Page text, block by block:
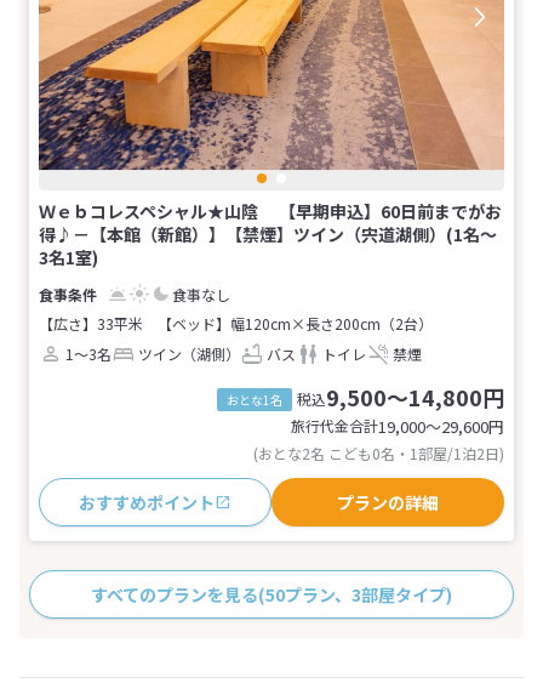
Ｗｅｂコレスペシャル★山陰 【早期申込】60日前までがお
得♪－【本館（新館）】【禁煙】ツイン（宍道湖側）(1名～
3名1室)
食事なし
【広さ】33平米
【ベッド】幅120cm×長さ200cm（2台）
1～3名
ツイン（湖側） バス トイレ 禁煙
おとな1名 税込9,500～14,800円
旅行代金合計19,000〜29,600円
(おとな2名 こども0名・1部屋/1泊2日)
おすすめポイント プランの詳細
すべてのプランを見る(50プラン、3部屋タイプ)